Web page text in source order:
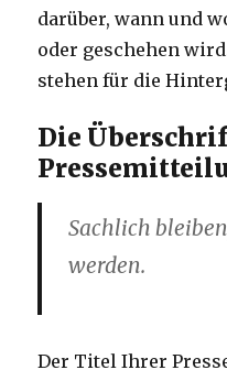
darüber, wann und
oder geschehen
stehen für die
Die
Sachlich
werden.
Der Titel Ihrer